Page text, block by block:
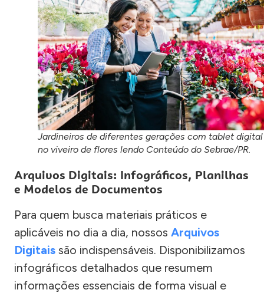
Jardineiros de diferentes gerações com tablet digital
no viveiro de flores lendo Conteúdo do Sebrae/PR.
Arquivos Digitais: Infográficos, Planilhas
e Modelos de Documentos
Para quem busca materiais práticos e
aplicáveis no dia a dia, nossos Arquivos
Digitais são indispensáveis. Disponibilizamos
infográficos detalhados que resumem
informações essenciais de forma visual e